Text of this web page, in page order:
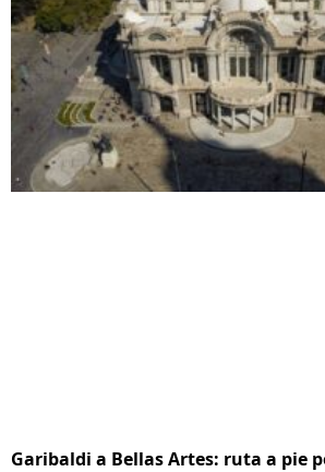
Garibaldi a Bellas Artes: ruta a pie